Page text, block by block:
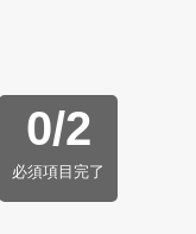
0/2
必須項目完了